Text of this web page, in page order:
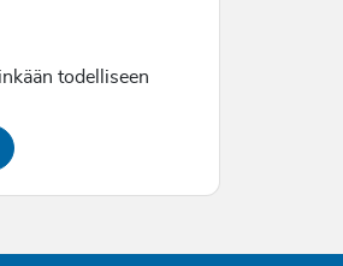
todelliseen